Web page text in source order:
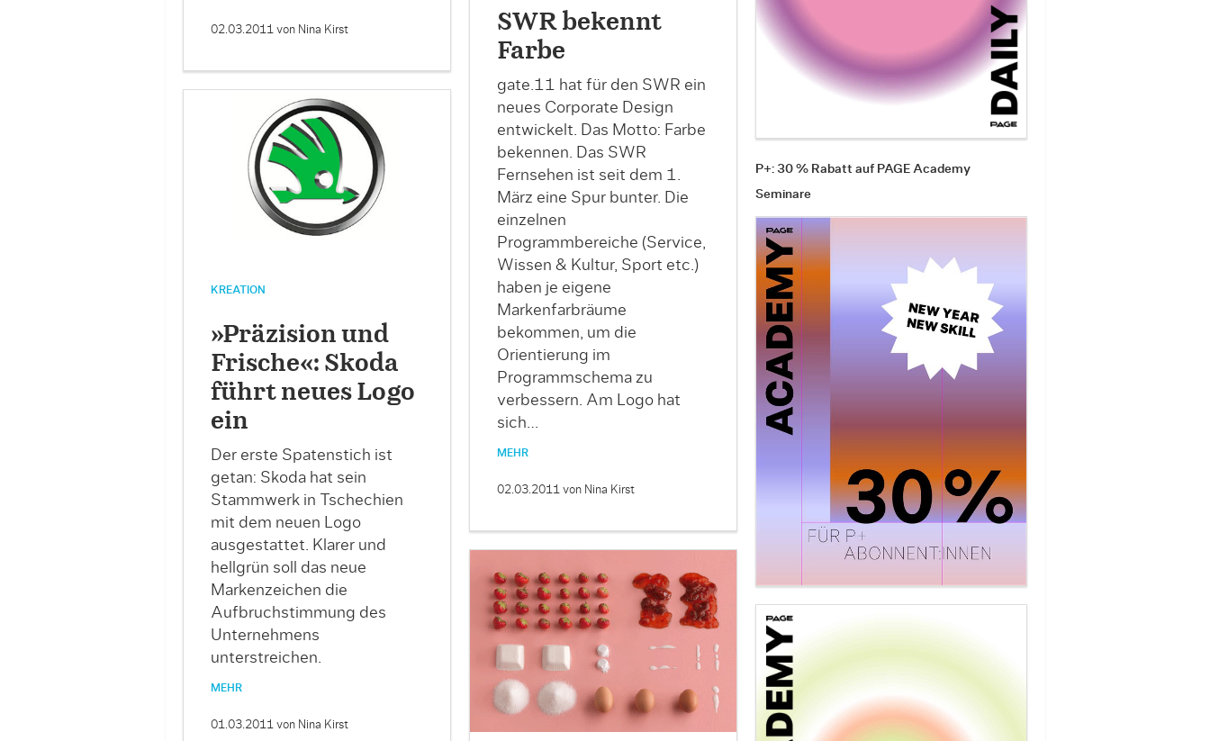
02.03.2011 von Nina Kirst
SWR bekennt
Farbe
gate.11 hat für den SWR ein
neues Corporate Design
entwickelt. Das Motto: Farbe
bekennen. Das SWR
Fernsehen ist seit dem 1.
März eine Spur bunter. Die
einzelnen
Programmbereiche (Service,
Wissen & Kultur, Sport etc.)
haben je eigene
Markenfarbräume
bekommen, um die
Orientierung im
Programmschema zu
verbessern. Am Logo hat
sich…
MEHR
02.03.2011 von Nina Kirst
KREATION
»Präzision und
Frische«: Skoda
führt neues Logo
ein
Der erste Spatenstich ist
getan: Skoda hat sein
Stammwerk in Tschechien
mit dem neuen Logo
ausgestattet. Klarer und
hellgrün soll das neue
Markenzeichen die
Aufbruchstimmung des
Unternehmens
unterstreichen.
MEHR
01.03.2011 von Nina Kirst
P+: 30 % Rabatt auf PAGE Academy
Seminare